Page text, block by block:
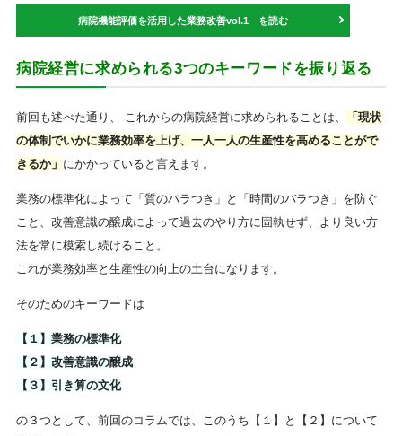
病院機能評価を活用した業務改善vol.1 を読む
病院経営に求められる3つのキーワードを振り返る
前回も述べた通り、 これからの病院経営に求められることは、
「現状
の体制でいかに業務効率を上げ、一人一人の生産性を高めることがで
きるか」 にかかっていると言えます。
業務の標準化によって「質のバラつき」と「時間のバラつき」を防ぐ
こと、改善意識の醸成によって過去のやり方に固執せず、より良い方
法を常に模索し続けること。
これが業務効率と生産性の向上の土台になります。
そのためのキーワードは
【１】業務の標準化
【２】改善意識の醸成
【３】引き算の文化
の３つとして、前回のコラムでは、このうち【１】と【２】について